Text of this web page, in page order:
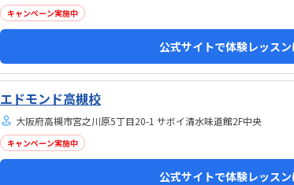
キャンペーン実施中
公式サイトで体験レッス
エドモンド高槻校
大阪府高槻市宮之川原5丁目20-1 サボイ清水味道館2F中央
キャンペーン実施中
公式サイトで体験レッス